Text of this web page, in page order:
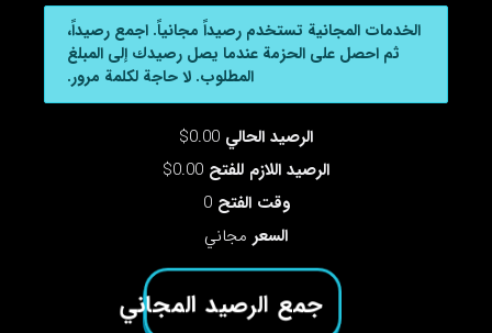
الخدمات المجانية تستخدم رصيداً مجانياً. اجمع رصيداً،
ثم احصل على الحزمة عندما يصل رصيدك إلى المبلغ
المطلوب. لا حاجة لكلمة مرور.
الرصيد الحالي 0.00$
الرصيد اللازم للفتح 0.00$
وقت الفتح 0
السعر مجاني
جمع الرصيد المجاني